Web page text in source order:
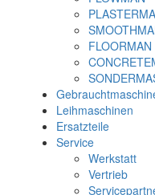
FLOORMAN
Leihmaschinen
Ersatzteile
Service
Werkstatt
Vertrieb